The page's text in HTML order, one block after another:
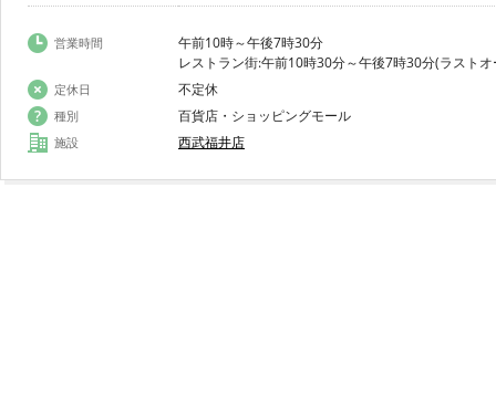
営業時間
午前10時～午後7時30分
レストラン街:午前10時30分～午後7時30分(ラスト
定休日 不定休
種別 百貨店・ショッピングモール
施設 西武福井店